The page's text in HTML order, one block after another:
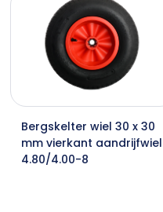
Bergskelter wiel 30 x 30
mm vierkant aandrijfwiel
4.80/4.00-8